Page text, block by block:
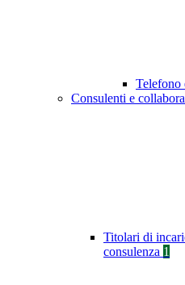
Telefono
Consulenti e
Titolari di
consulenza 1